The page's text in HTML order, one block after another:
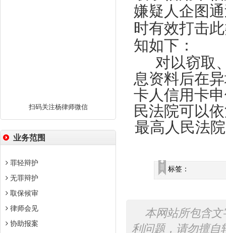
扫码关注杨律师微信
业务范围
罪轻辩护
无罪辩护
取保候审
律师会见
协助报案
嫌疑人企图
时有效打击
知如下：
对以窃取
息资料后在
卡人信用卡
民法院可以
最高人民法院
标签：
本网站所包含
利问题，请勿擅自